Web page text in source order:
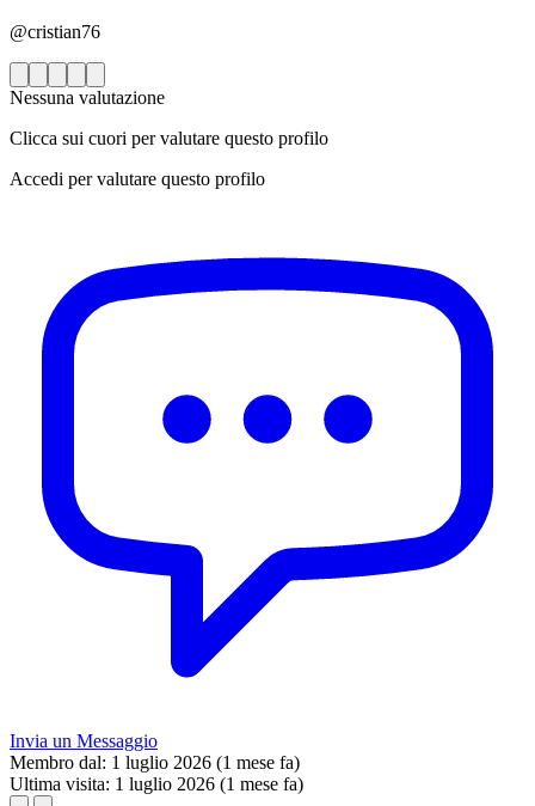
@cristian76
Nessuna valutazione
Clicca sui cuori per valutare questo profilo
Accedi per valutare questo profilo
Invia un Messaggio
Membro dal: 1 luglio 2026 (1 mese fa)
Ultima visita: 1 luglio 2026 (1 mese fa)